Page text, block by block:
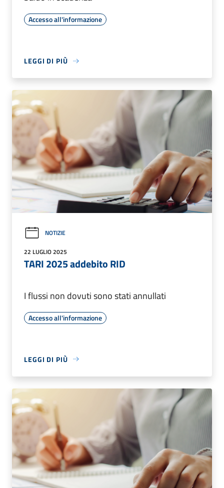
Accesso all'informazione
LEGGI DI PIÙ
NOTIZIE
22 LUGLIO 2025
TARI 2025 addebito RID
I flussi non dovuti sono stati annullati
Accesso all'informazione
LEGGI DI PIÙ